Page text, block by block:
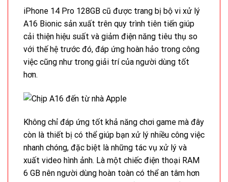
iPhone 14 Pro 128GB cũ được trang bị bộ vi xử lý
A16 Bionic sản xuất trên quy trình tiên tiến giúp
cải thiện hiệu suất và giảm điện năng tiêu thụ so
với thế hệ trước đó, đáp ứng hoàn hảo trong công
việc cũng như trong giải trí của người dùng tốt
hơn.
Không chỉ đáp ứng tốt khả năng chơi game mà đây
còn là thiết bị có thể giúp bạn xử lý nhiều công việc
nhanh chóng, đặc biệt là những tác vụ xử lý và
xuất video hình ảnh. Là một chiếc điện thoại RAM
6 GB nên người dùng hoàn toàn có thể an tâm hơn